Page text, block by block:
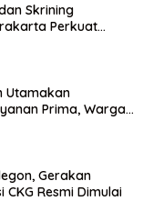
Skrining
Perkuat
Utamakan
Prima, Warga
Gerakan
Resmi Dimulai